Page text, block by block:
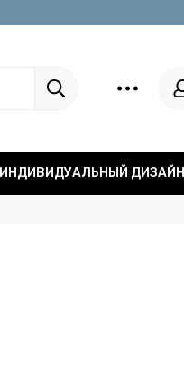
ИНДИВИДУАЛЬНЫЙ ДИЗАЙН